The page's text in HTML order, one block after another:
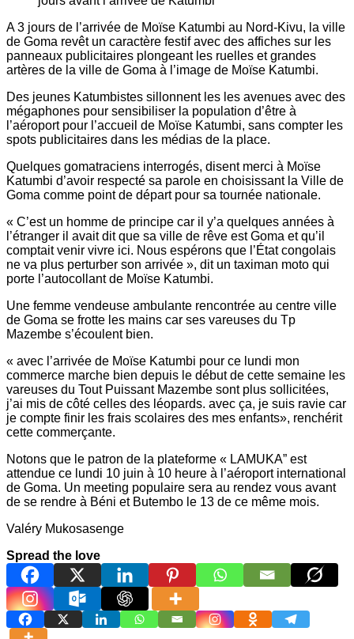
A 3 jours de l’arrivée de Moïse Katumbi au Nord-Kivu, la ville
de Goma revêt un caractère festif avec des affiches sur les
panneaux publicitaires plongeant les ruelles et grandes
artères de la ville de Goma à l’image de Moïse Katumbi.
Des jeunes Katumbistes sillonnent les les avenues avec des
mégaphones pour sensibiliser la population d’être à
l’aéroport pour l’accueil de Moïse Katumbi, sans compter les
spots publicitaires dans les médias de la place.
Quelques gomatraciens interrogés, disent merci à Moïse
Katumbi d’avoir respecté sa parole en choisissant la Ville de
Goma comme point de départ pour sa tournée nationale.
« C’est un homme de principe car il y’a quelques années à
l’étranger il avait dit que sa ville de rêve est Goma et qu’il
comptait venir vivre ici. Nous espérons que l’État congolais
ne va plus perturber son arrivée », dit un taximan moto qui
porte l’autocollant de Moïse Katumbi.
Une femme vendeuse ambulante rencontrée au centre ville
de Goma se frotte les mains car ses vareuses du Tp
Mazembe s’écoulent bien.
« avec l’arrivée de Moïse Katumbi pour ce lundi mon
commerce marche bien depuis le début de cette semaine les
vareuses du Tout Puissant Mazembe sont plus sollicitées,
j’ai mis de côté celles des léopards. avec ça, je suis ravie car
je compte finir les frais scolaires des mes enfants», renchérit
cette commerçante.
Notons que le patron de la plateforme « LAMUKA” est
attendue ce lundi 10 juin à 10 heure à l’aéroport international
de Goma. Un meeting populaire sera au rendez vous avant
de se rendre à Béni et Butembo le 13 de ce même mois.
Valéry Mukosasenge
Spread the love